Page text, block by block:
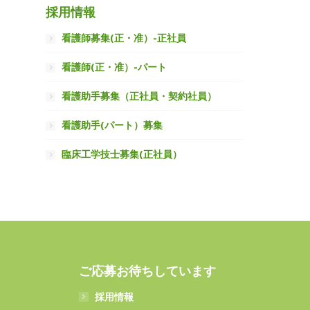
採用情報
看護師募集(正・准）-正社員
看護師(正・准）-パート
看護助手募集（正社員・契約社員）
看護助手(パート）募集
臨床工学技士募集(正社員）
ご応募お待ちしています
採用情報